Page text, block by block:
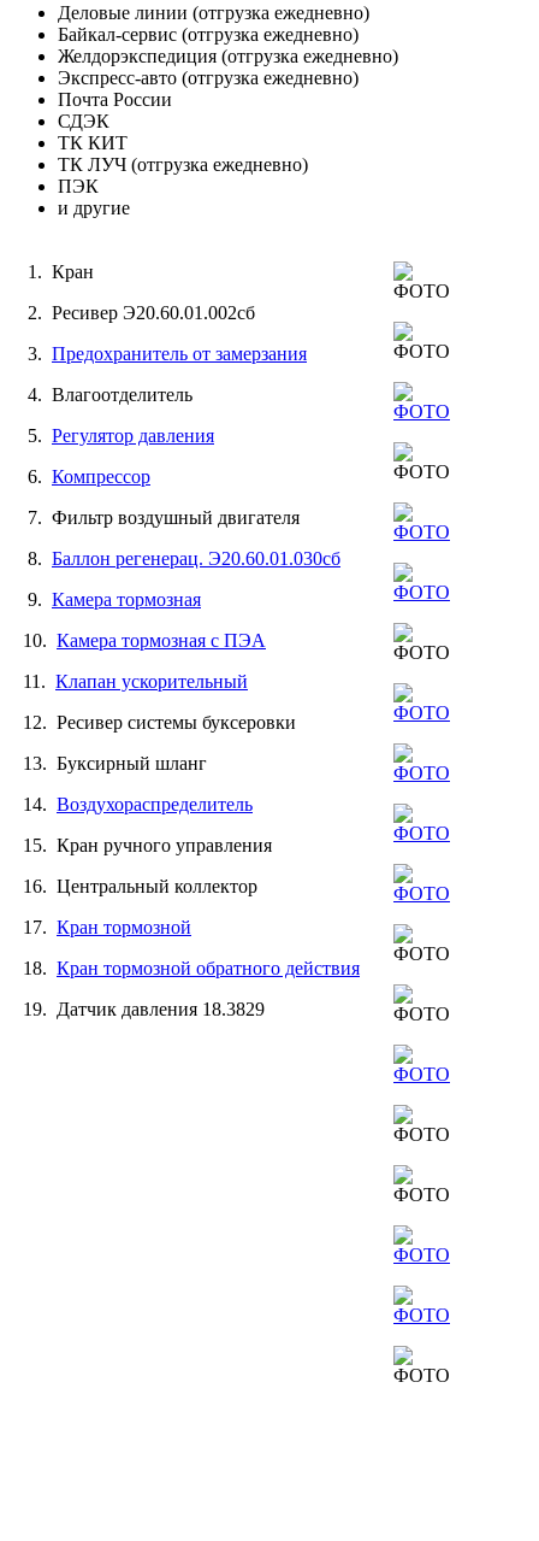
Деловые линии (отгрузка ежедневно)
Байкал-сервис (отгрузка ежедневно)
Желдорэкспедиция (отгрузка ежедневно)
Экспресс-авто (отгрузка ежедневно)
Почта России
СДЭК
ТК КИТ
ТК ЛУЧ (отгрузка ежедневно)
ПЭК
и другие
1. Кран
2. Ресивер Э20.60.01.002сб
3. Предохранитель от замерзания
4. Влагоотделитель
5. Регулятор давления
6. Компрессор
7. Фильтр воздушный двигателя
8. Баллон регенерац. Э20.60.01.030сб
9. Камера тормозная
10. Камера тормозная с ПЭА
11. Клапан ускорительный
12. Ресивер системы буксеровки
13. Буксирный шланг
14. Воздухораспределитель
15. Кран ручного управления
16. Центральный коллектор
17. Кран тормозной
18. Кран тормозной обратного действия
19. Датчик давления 18.3829